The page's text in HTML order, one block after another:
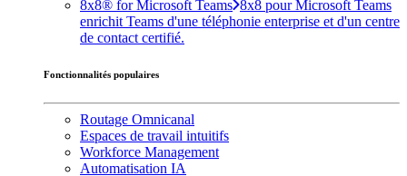
8x8® for Microsoft Teams 8x8 pour Microsoft Teams
enrichit Teams d'une téléphonie enterprise et d'un centre
de contact certifié.
Fonctionnalités populaires
Routage Omnicanal
Espaces de travail intuitifs
Workforce Management
Automatisation IA